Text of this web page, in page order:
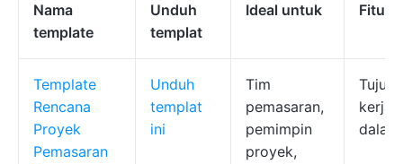
Nama
template
Unduh
templat
Ideal untuk Fitur
Template
Rencana
Proyek
Pemasaran
Unduh
templat
ini
Tim
pemasaran,
pemimpin
proyek,
kerja